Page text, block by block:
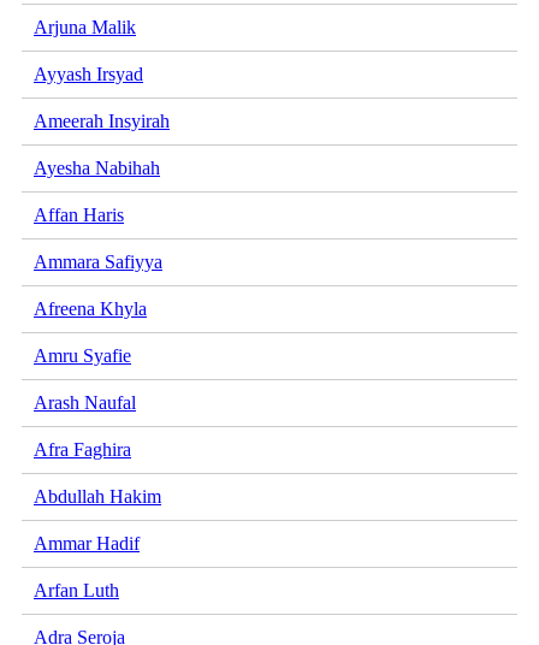
Arjuna Malik
Ayyash Irsyad
Ameerah Insyirah
Ayesha Nabihah
Affan Haris
Ammara Safiyya
Afreena Khyla
Amru Syafie
Arash Naufal
Afra Faghira
Abdullah Hakim
Ammar Hadif
Arfan Luth
Adra Seroja